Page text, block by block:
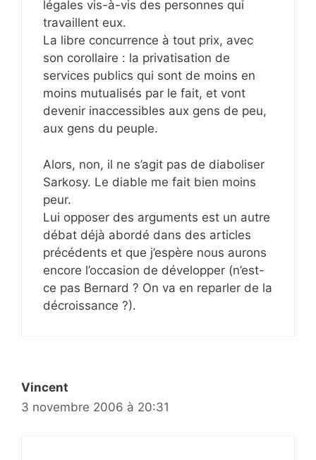
légales vis-à-vis des personnes qui
travaillent eux.
La libre concurrence à tout prix, avec
son corollaire : la privatisation de
services publics qui sont de moins en
moins mutualisés par le fait, et vont
devenir inaccessibles aux gens de peu,
aux gens du peuple.
Alors, non, il ne s’agit pas de diaboliser
Sarkosy. Le diable me fait bien moins
peur.
Lui opposer des arguments est un autre
débat déjà abordé dans des articles
précédents et que j’espère nous aurons
encore l’occasion de développer (n’est-
ce pas Bernard ? On va en reparler de la
décroissance ?).
Vincent
3 novembre 2006 à 20:31